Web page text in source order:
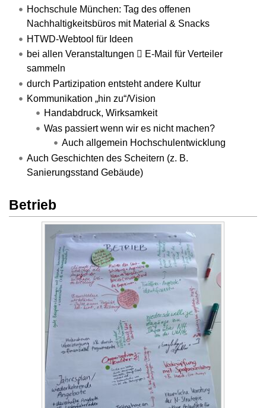
Hochschule München: Tag des offenen
Nachhaltigkeitsbüros mit Material & Snacks
HTWD-Webtool für Ideen
bei allen Veranstaltungen  E-Mail für Verteiler
sammeln
durch Partizipation entsteht andere Kultur
Kommunikation „hin zu“/Vision
Handabdruck, Wirksamkeit
Was passiert wenn wir es nicht machen?
Auch allgemein Hochschulentwicklung
Auch Geschichten des Scheitern (z. B.
Sanierungsstand Gebäude)
Betrieb